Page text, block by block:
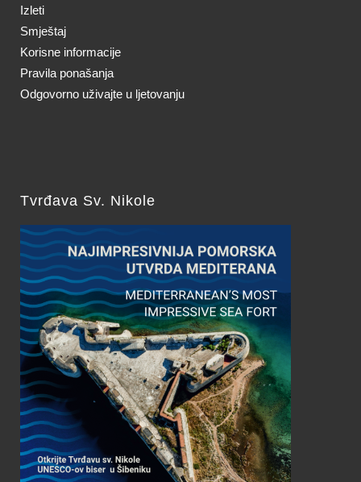
Izleti
Smještaj
Korisne informacije
Pravila ponašanja
Odgovorno uživajte u ljetovanju
Tvrđava Sv. Nikole